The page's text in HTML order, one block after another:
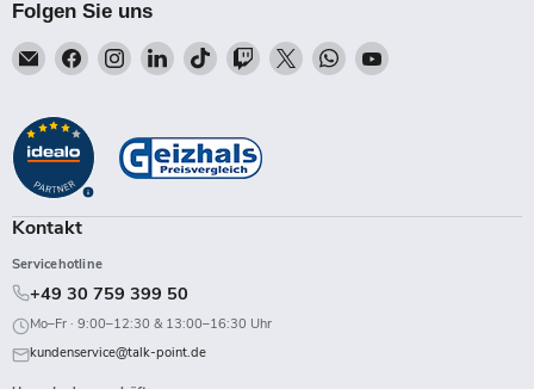
Folgen Sie uns
Email
Talk-
Finden
Sie
auf
Facebook
Finden
Sie
Instagram
Finden
Sie
LinkedIn
Finden
Sie
TikTok
Finden
Sie
Twitch
Finden
Sie
Finden
Sie
Finden
Kontakt
Servicehotline
+49 30 759 399 50
Mo–Fr · 9:00–12:30 & 13:00–16:30 Uhr
kundenservice@talk-point.de